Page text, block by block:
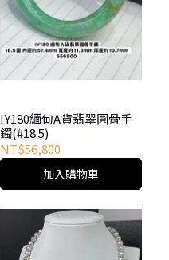
IY180緬甸A貨翡翠圓骨手
鐲(#18.5)
NT$56,800
加入購物車